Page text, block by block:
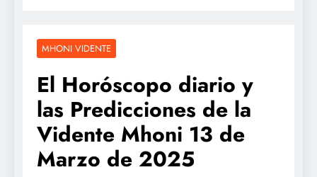
MHONI VIDENTE
El Horóscopo diario y
las Predicciones de la
Vidente Mhoni 13 de
Marzo de 2025